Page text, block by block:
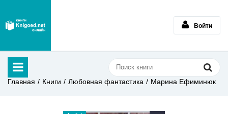
Войти
Главная Книги Любовная фантастика Марина Ефиминюк